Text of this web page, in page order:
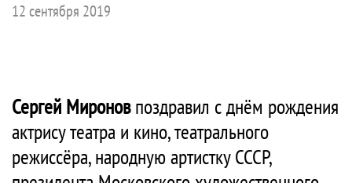
12 сентября 2019
Сергей Мироновпоздравил с днём рождения
актрису театра и кино, театрального
режиссёра, народную артистку СССР,